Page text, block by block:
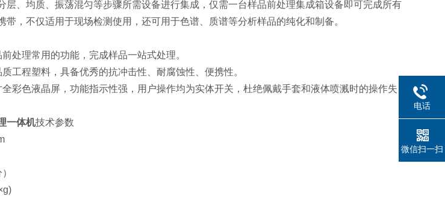
层、均质、振荡混匀等步骤所需设备进行集成，仅需一台样品前处理集成箱设备即可完成所有
带，不仅适用于现场检测使用，还可用于色谱、质谱等分析样品的纯化和制备。
处理常用的功能，完成样品一站式处理。
工程塑料，具备优秀的抗冲击性、耐腐蚀性、便携性。
彩色液晶屏，功能指示性强，用户操作均为实体开关，杜绝佩戴手套和液体喷溅时的操作失
一体机技术参数
电话
微信扫一扫